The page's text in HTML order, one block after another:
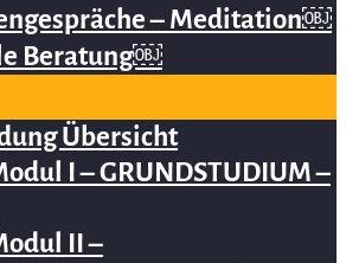
– Meditation￼
Beratung￼
Übersicht
I – GRUNDSTUDIUM –
II –